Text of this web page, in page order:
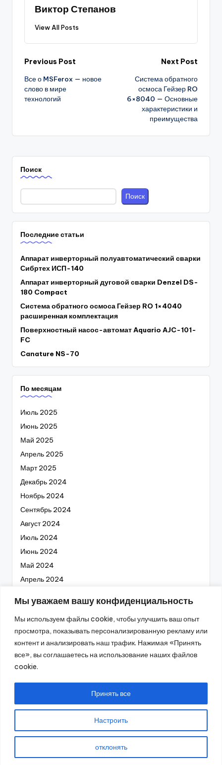
Мы уважаем вашу конфиденциальность
Мы используем файлы cookie, чтобы улучшить ваш опыт
просмотра, показывать персонализированную рекламу или
контент и анализировать наш трафик. Нажимая «Принять
все», вы соглашаетесь на использование наших файлов
cookie.
Настроить
отклонять
Принять все
Виктор Степанов
View All Posts
Post
navigation
Previous Post
Все о MSFerox — новое
слово в мире
технологий
Next Post
Система обратного
осмоса Гейзер RO
6×8040 — Основные
характеристики и
преимущества
Поиск
Поиск
Последние статьи
Аппарат инверторный полуавтоматический сварки
Сибртех ИСП-140
Аппарат инверторный дуговой сварки Denzel DS-
180 Compact
Система обратного осмоса Гейзер RO 1×4040
расширенная комплектация
Поверхностный насос-автомат Aquario AJC-101-
FC
Canature NS-70
По месяцам
Июль 2025
Июнь 2025
Май 2025
Апрель 2025
Март 2025
Декабрь 2024
Ноябрь 2024
Сентябрь 2024
Август 2024
Июль 2024
Июнь 2024
Май 2024
Апрель 2024
Февраль 2024
Январь 2024
Декабрь 2023
Октябрь 2023
2026 —Промышленное оборудование. Все права
защищены